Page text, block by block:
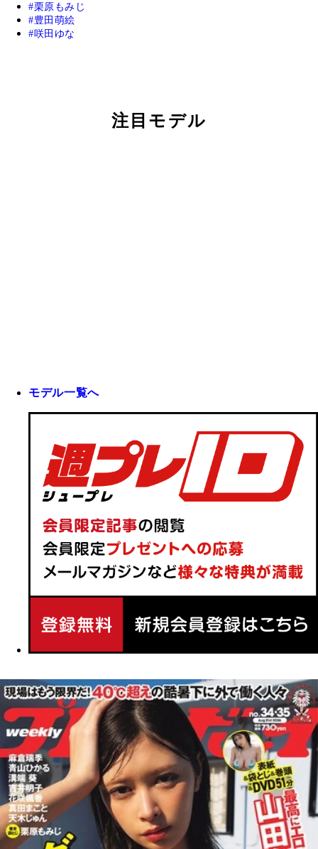
栗原もみじ
豊田萌絵
咲田ゆな
注目モデル
モデル一覧へ